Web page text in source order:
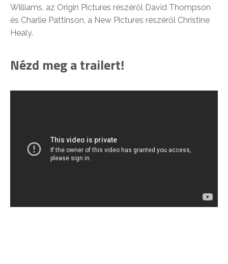
Williams, az Origin Pictures részéről David Thompson
és Charlie Pattinson, a New Pictures részéről Christine
Healy.
Nézd meg a trailert!